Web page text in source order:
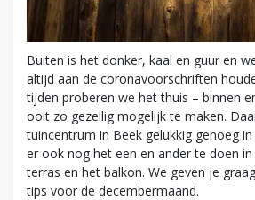
Buiten is het donker, kaal en guur en
altijd aan de coronavoorschriften
tijden proberen we het thuis – binnen
ooit zo gezellig mogelijk te maken.
tuincentrum in Beek gelukkig genoeg
er ook nog het een en ander te doen
terras en het balkon. We geven je
tips voor de decembermaand.